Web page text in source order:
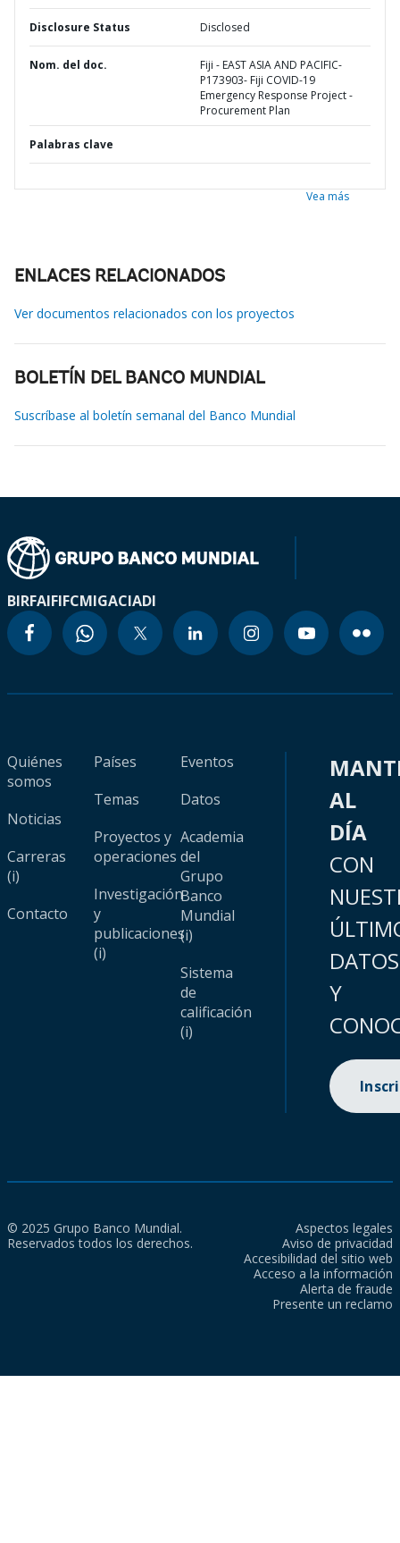
Disclosure Status Disclosed
Nom. del doc.
Fiji - EAST ASIA AND PACIFIC-
P173903- Fiji COVID-19
Emergency Response Project -
Procurement Plan
Palabras clave
Vea más
ENLACES RELACIONADOS
Ver documentos relacionados con los proyectos
BOLETÍN DEL BANCO MUNDIAL
Suscríbase al boletín semanal del Banco Mundial
BIRFAIFIFCMIGACIADI
Quiénes
somos
Noticias
Carreras
(i)
Contacto
Países
Temas
Proyectos y
operaciones
Investigación
y
publicaciones
(i)
Eventos
Datos
Academia
del
Grupo
Banco
Mundial
(i)
Sistema
de
calificación
(i)
AL
DÍA
CON
DATOS
Y
© 2025 Grupo Banco Mundial.
Reservados todos los derechos.
Aspectos legales
Aviso de privacidad
Accesibilidad del sitio web
Acceso a la información
Alerta de fraude
Presente un reclamo